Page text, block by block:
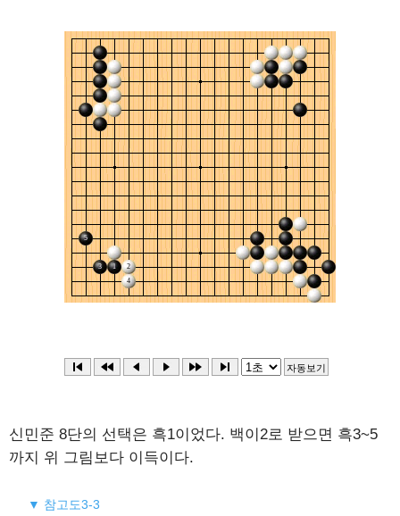
신민준 8단의 선택은 흑1이었다. 백이2로 받으면 흑3~5
까지 위 그림보다 이득이다.
▼ 참고도3-3